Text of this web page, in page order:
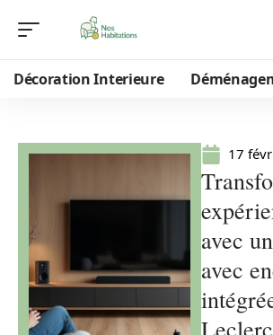
Décoration Interieure
17
avec
avec
Leclerc